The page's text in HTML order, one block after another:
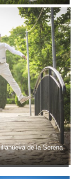
de la Serena